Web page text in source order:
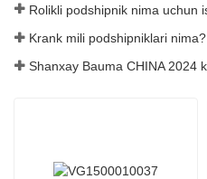
Krank mili podshipniklari nima?